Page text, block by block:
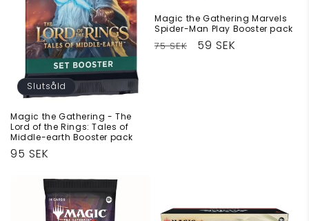
e
:
Slutsåld
Magic the Gathering - The
Lord of the Rings: Tales of
Middle-earth Booster pack
Ordinarie
95 SEK
Magic the Gathering Marvels
Spider-Man Play Booster pack
Ordinarie
75 SEK Försäljningspris
59 SEK